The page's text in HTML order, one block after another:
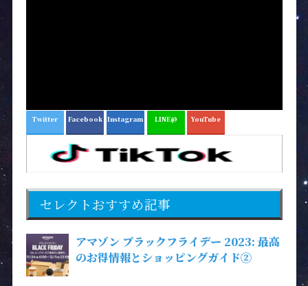
Twitter Facebook Instagram LINE@ YouTube
セレクトおすすめ記事
アマゾン ブラックフライデー 2023: 最高
のお得情報とショッピングガイド②